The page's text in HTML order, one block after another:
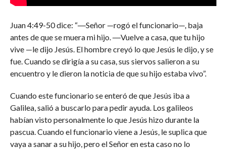
Juan 4:49-50 dice: “―Señor —rogó el funcionario—, baja
antes de que se muera mi hijo. ―Vuelve a casa, que tu hijo
vive —le dijo Jesús. El hombre creyó lo que Jesús le dijo, y se
fue. Cuando se dirigía a su casa, sus siervos salieron a su
encuentro y le dieron la noticia de que su hijo estaba vivo”.
Cuando este funcionario se enteró de que Jesús iba a
Galilea, salió a buscarlo para pedir ayuda. Los galileos
habían visto personalmente lo que Jesús hizo durante la
pascua. Cuando el funcionario viene a Jesús, le suplica que
vaya a sanar a su hijo, pero el Señor en esta caso no lo